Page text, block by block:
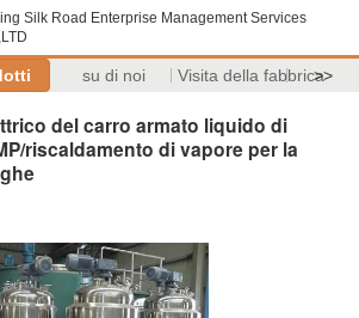
Silk Road Enterprise Management Services
su di noi Visita della fabbrica>>
del carro armato liquido di
riscaldamento di vapore per la